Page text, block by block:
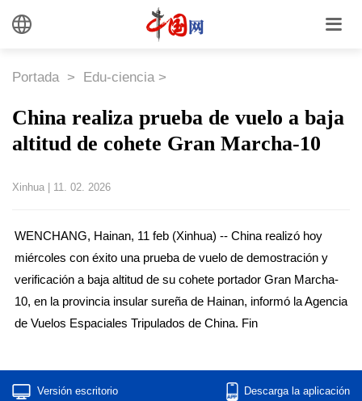
Portada > Edu-ciencia >
China realiza prueba de vuelo a baja
altitud de cohete Gran Marcha-10
Xinhua 11. 02. 2026
WENCHANG, Hainan, 11 feb (Xinhua) -- China realizó hoy
miércoles con éxito una prueba de vuelo de demostración y
verificación a baja altitud de su cohete portador Gran Marcha-
10, en la provincia insular sureña de Hainan, informó la Agencia
de Vuelos Espaciales Tripulados de China. Fin
Versión escritorio Descarga la aplicación